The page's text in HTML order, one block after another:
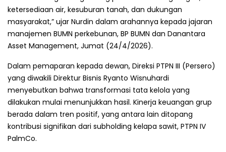
ketersediaan air, kesuburan tanah, dan dukungan
masyarakat,” ujar Nurdin dalam arahannya kepada jajaran
manajemen BUMN perkebunan, BP BUMN dan Danantara
Asset Management, Jumat (24/4/2026).
Dalam pemaparan kepada dewan, Direksi PTPN III (Persero)
yang diwakili Direktur Bisnis Ryanto Wisnuhardi
menyebutkan bahwa transformasi tata kelola yang
dilakukan mulai menunjukkan hasil. Kinerja keuangan grup
berada dalam tren positif, yang antara lain ditopang
kontribusi signifikan dari subholding kelapa sawit, PTPN IV
PalmCo.